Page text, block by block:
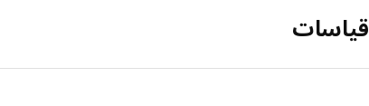
قياسات